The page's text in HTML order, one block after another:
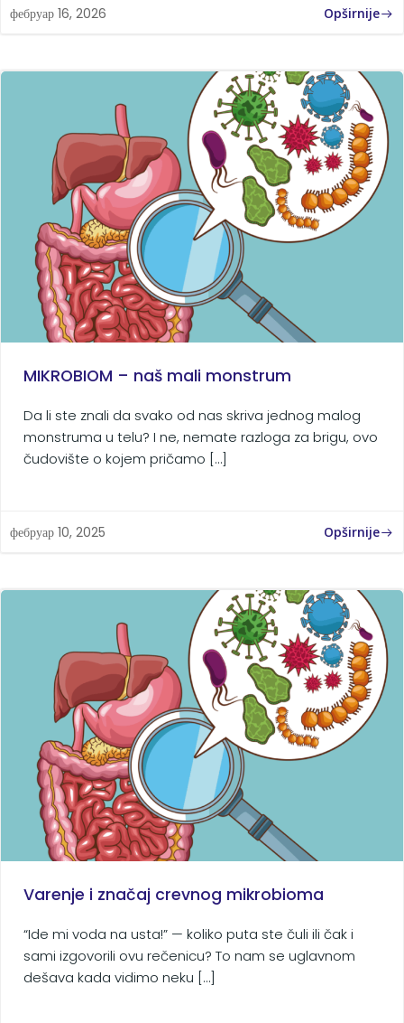
фебруар 16, 2026 Opširnije
MIKROBIOM – naš mali monstrum
Da li ste znali da svako od nas skriva jednog malog
monstruma u telu? I ne, nemate razloga za brigu, ovo
čudovište o kojem pričamo […]
фебруар 10, 2025 Opširnije
Varenje i značaj crevnog mikrobioma
“Ide mi voda na usta!” — koliko puta ste čuli ili čak i
sami izgovorili ovu rečenicu? To nam se uglavnom
dešava kada vidimo neku […]